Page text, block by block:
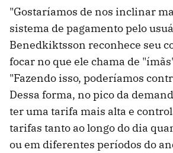
"Gostaríamos de nos inclinar
sistema de pagamento pelo
Benedkiktsson reconhece seu
focar no que ele chama de
"Fazendo isso, poderíamos
Dessa forma, no pico da
ter uma tarifa mais alta e
tarifas tanto ao longo do dia
ou em diferentes períodos do